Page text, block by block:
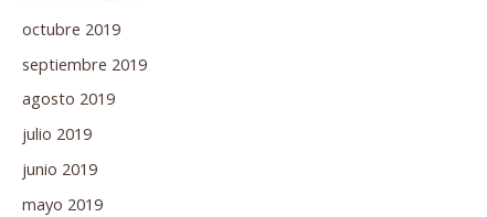
octubre 2019
septiembre 2019
agosto 2019
julio 2019
junio 2019
mayo 2019